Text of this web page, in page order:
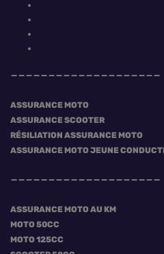
ASSURANCE MOTO
ASSURANCE SCOOTER
RÉSILIATION ASSURANCE MOTO
ASSURANCE MOTO JEUNE
ASSURANCE MOTO AU KM
MOTO 50CC
MOTO 125CC